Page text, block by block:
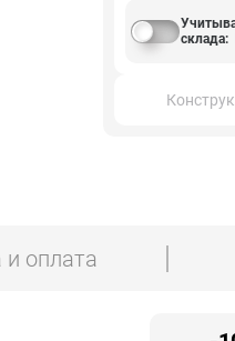
склада:
и оплата